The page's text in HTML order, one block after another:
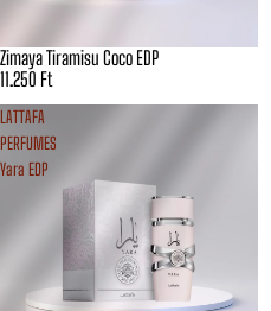
Zimaya Tiramisu Coco EDP
11.250 Ft
LATTAFA
PERFUMES
Yara EDP